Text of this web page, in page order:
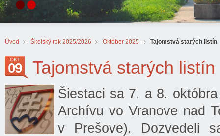
Úvod Školský rok 2025/2026 Október 2025 Tajomstvá starých listín
OKT
09 Tajomstvá starých listín
Šiestaci sa 7. a 8.
Archívu vo Vranove nad
v Prešove). Dozvedeli